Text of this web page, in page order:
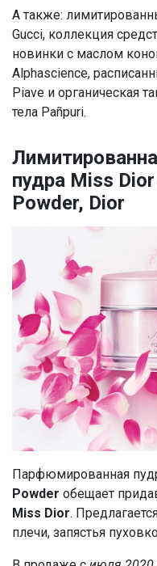
А также:
Gucci, коллекция
новинки с маслом
Alphascience,
Piave и органическая
тела Pañpuri.
пудра Miss
Powder, Dior
Парфюмированная
Powder обещает
Miss Dior.
плечи, запястья